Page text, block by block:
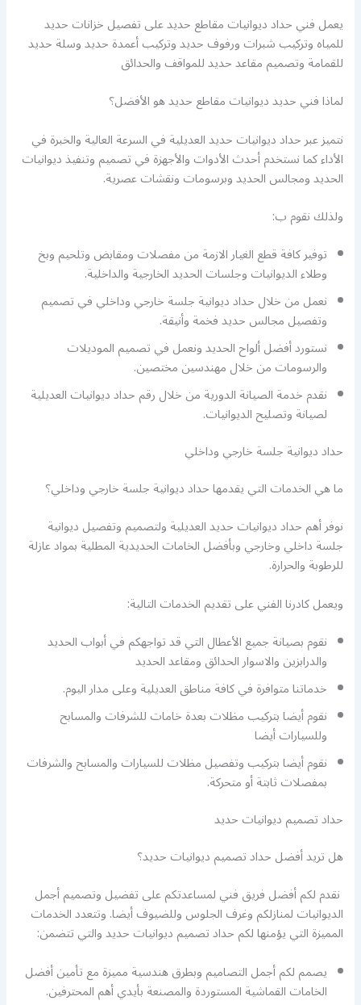
يعمل فني حداد ديوانيات مقاطع حديد على تفصيل خزانات حديد
للمياه وتركيب شبرات ورفوف حديد وتركيب أعمدة حديد وسلة حديد
للقمامة وتصميم مقاعد حديد للمواقف والحدائق
لماذا فني حديد ديوانيات مقاطع حديد هو الأفضل؟
نتميز عبر حداد ديوانيات حديد العديلية في السرعة العالية والخبرة في
الأداء كما نستخدم أحدث الأدوات والأجهزة في تصميم وتنفيذ ديوانيات
الحديد ومجالس الحديد وبرسومات ونقشات عصرية.
ولذلك نقوم ب:
توفير كافة قطع الغيار الازمة من مفصلات ومقابض وتلحيم وبخ
وطلاء الديوانيات وجلسات الحديد الخارجية والداخلية.
نعمل من خلال حداد ديوانية جلسة خارجي وداخلي في تصميم
وتفصيل مجالس حديد فخمة وأنيقة.
نستورد أفضل ألواح الحديد ونعمل في تصميم الموديلات
والرسومات من خلال مهندسين مختصين.
نقدم خدمة الصيانة الدورية من خلال رقم حداد ديوانيات العديلية
لصيانة وتصليح الديوانيات.
حداد ديوانية جلسة خارجي وداخلي
ما هي الخدمات التي يقدمها حداد ديوانية جلسة خارجي وداخلي؟
نوفر أهم حداد ديوانيات حديد العديلية ولتصميم وتفصيل ديوانية
جلسة داخلي وخارجي وبأفضل الخامات الحديدية المطلية بمواد عازلة
للرطوبة والحرارة.
ويعمل كادرنا الفني على تقديم الخدمات التالية:
نقوم بصيانة جميع الأعطال التي قد تواجهكم في أبواب الحديد
والدرابزين والاسوار الحدائق ومقاعد الحديد
خدماتنا متوافرة في كافة مناطق العديلية وعلى مدار اليوم.
نقوم أيضا بتركيب مظلات بعدة خامات للشرفات والمسابح
وللسيارات أيضا
نقوم أيضا بتركيب وتفصيل مظلات للسيارات والمسابح والشرفات
بمفصلات ثابتة أو متحركة.
حداد تصميم ديوانيات حديد
هل تريد أفضل حداد تصميم ديوانيات حديد؟
نقدم لكم أفضل فريق فني لمساعدتكم على تفضيل وتصميم أجمل
الديوانيات لمنازلكم وغرف الجلوس وللضيوف أيضا. وتتعدد الخدمات
المميزة التي يؤمنها لكم حداد تصميم ديوانيات حديد والتي تتضمن:
يصمم لكم أجمل التصاميم وبطرق هندسية مميزة مع تأمين أفضل
الخامات القماشية المستوردة والمصنعة بأيدي أهم المحترفين.